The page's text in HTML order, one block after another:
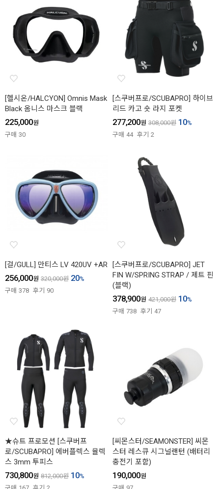
[헬시온/HALCYON] Omnis Mask
Black 옴니스 마스크 블랙
225,000원
구매 30
[스쿠버프로/SCUBAPRO] 하이브
리드 카고 숏 라지 포켓
277,200원 308,000원 10%
구매 44 후기 2
[걸/GULL] 만티스 LV 420UV +AR
256,000원 320,000원 20%
구매 378 후기 90
[스쿠버프로/SCUBAPRO] JET
FIN W/SPRING STRAP / 제트 핀
(블랙)
378,900원 421,000원 10%
구매 738 후기 47
★슈트 프로모션 [스쿠버프
로/SCUBAPRO] 에버플렉스 율렉
스 3mm 투피스
730,800원 812,000원 10%
[씨몬스터/SEAMONSTER] 씨몬
스터 레스큐 시그널랜턴 (배터리
충전기 포함)
190,000원